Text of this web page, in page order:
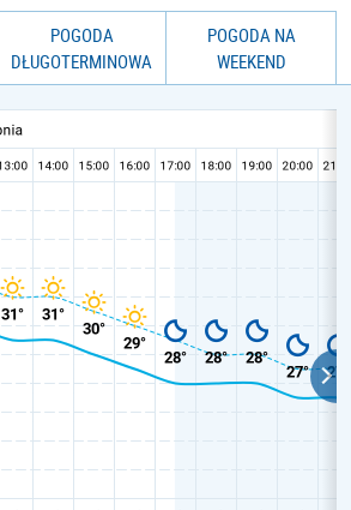
POGODA
DŁUGOTERMINOWA
POGODA NA
WEEKEND